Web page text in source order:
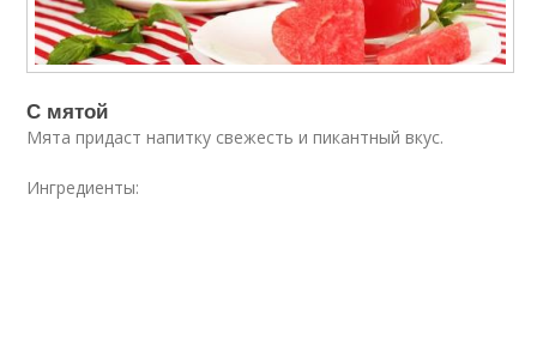
С мятой
Мята придаст напитку свежесть и пикантный вкус.
Ингредиенты: